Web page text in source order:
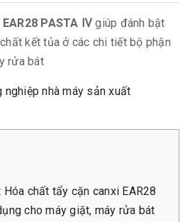
EAR28 PASTA Ⅳ giúp đánh bật
kết tủa ở các chi tiết bộ phận
rửa bát
nghiệp nhà máy sản xuất
chất tẩy cặn canxi EAR28
cho máy giặt, máy rửa bát